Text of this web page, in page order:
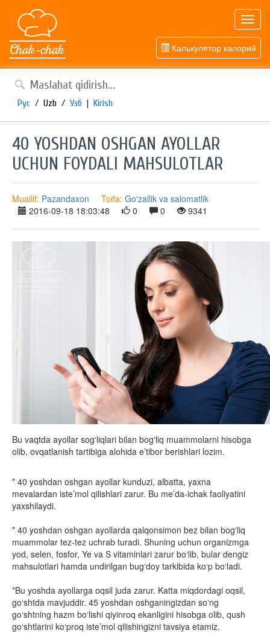
Калькулятор калорий
Рус / Uzb / Узб | Kirish
40 YOSHDAN OSHGAN AYOLLAR
UCHUN FOYDALI MAHSULOTLAR
Muallif: Pazandaxon Toifa: Go'zallik va salomatlik
2016-09-18 18:03:48
0 0 9341
Bu vaqtda ayollar sog‘liqlari bilan bog‘liq muammolarni hisobga
olib, ovqatlanish tartibiga alohida e’tibor berishlari lozim.
* 40 yoshdan oshgan ayollar kunduzi, albatta, yaxna
mevalardan iste’mol qilishlari zarur. Bu me’da-ichak faoliyatini
yaxshilaydi.
* 40 yoshdan oshgan ayollarda qalqonsimon bez bilan bog‘liq
muammolar tez-tez uchrab turadi. Shuning uchun organizmga
yod, selen, fosfor, Ye va S vitaminlari zarur bo‘lib, bular dengiz
mahsulotlari hamda undirilgan bug‘doy tarkibida ko‘p bo‘ladi.
*Bu yoshda ayollarga oqsil juda zarur. Katta miqdordagi oqsil,
go‘shtda mavjuddir. 45 yoshdan oshganingizdan so‘ng
go‘shtning hazm bo‘lishi qiyinroq ekanligini hisobga olib, qush
go‘shtlarini ko‘proq iste’mol qilishingizni tavsiya etamiz.